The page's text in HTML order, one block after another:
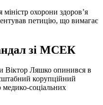
охорони здоров’я
петицію, що вимагає
зі МСЕК
Віктор Ляшко опинився в
корупційний
медико-соціальних